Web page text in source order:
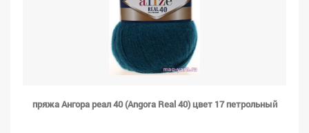
пряжа Ангора реал 40 (Angora Real 40) цвет 17 петрольный